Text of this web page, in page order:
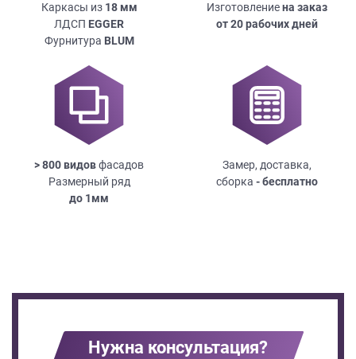
Каркасы из 18мм
ЛДСП EGGER
Фурнитура BLUM
Изготовлениена заказ
от 20 рабочих дней
> 800 видовфасадов
Размерный ряд
до 1мм
Замер, доставка,
сборка - бесплатно
Нужна консультация?